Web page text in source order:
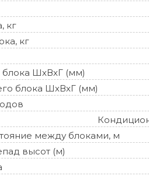
кг
кг
ШхВхГ (мм)
блока ШхВхГ (мм)
между блоками, м
высот (м)